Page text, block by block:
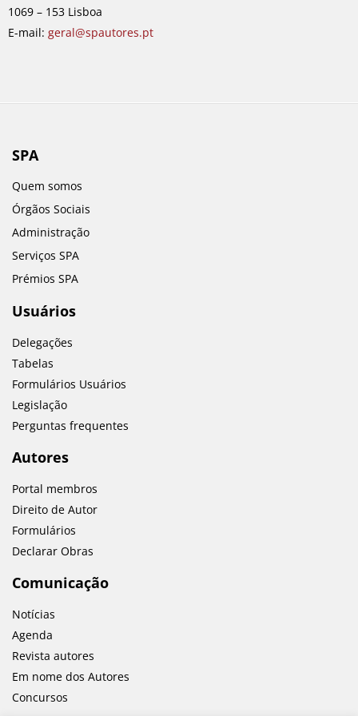
m
1069 – 153 Lisboa
E-mail: geral@spautores.pt
SPA
Quem somos
Órgãos Sociais
Administração
Serviços SPA
Prémios SPA
Usuários
Delegações
Tabelas
Formulários Usuários
Legislação
Perguntas frequentes
Autores
Portal membros
Direito de Autor
Formulários
Declarar Obras
Comunicação
Notícias
Agenda
Revista autores
Em nome dos Autores
Concursos